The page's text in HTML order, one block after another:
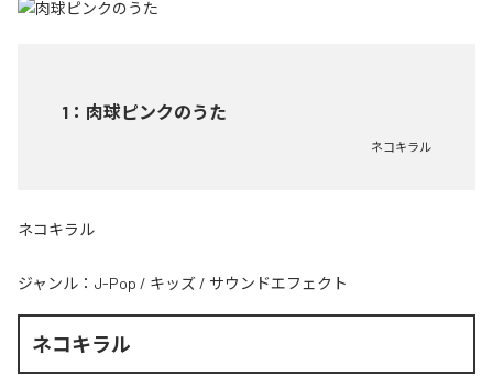
1 ： 肉球ピンクのうた
ネコキラル
ネコキラル
ジャンル： J-Pop / キッズ / サウンドエフェクト
ネコキラル